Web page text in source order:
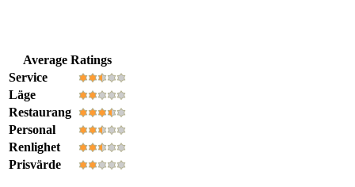
Average Ratings
Service
Läge
Restaurang
Personal
Renlighet
Prisvärde